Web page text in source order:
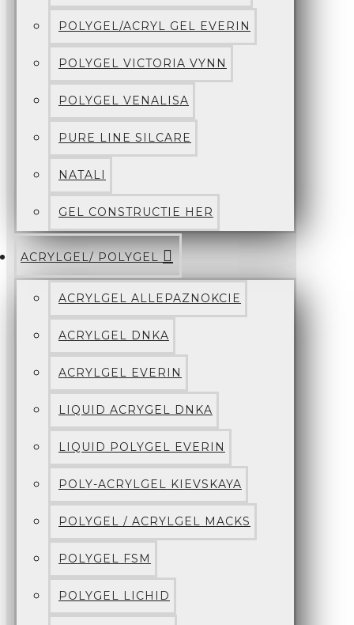
POLYGEL/ACRYL GEL EVERIN
POLYGEL VICTORIA VYNN
POLYGEL VENALISA
PURE LINE SILCARE
NATALI
GEL CONSTRUCTIE HER
ACRYLGEL/ POLYGEL
ACRYLGEL ALLEPAZNOKCIE
ACRYLGEL DNKA
ACRYLGEL EVERIN
LIQUID ACRYGEL DNKA
LIQUID POLYGEL EVERIN
POLY-ACRYLGEL KIEVSKAYA
POLYGEL / ACRYLGEL MACKS
POLYGEL FSM
POLYGEL LICHID